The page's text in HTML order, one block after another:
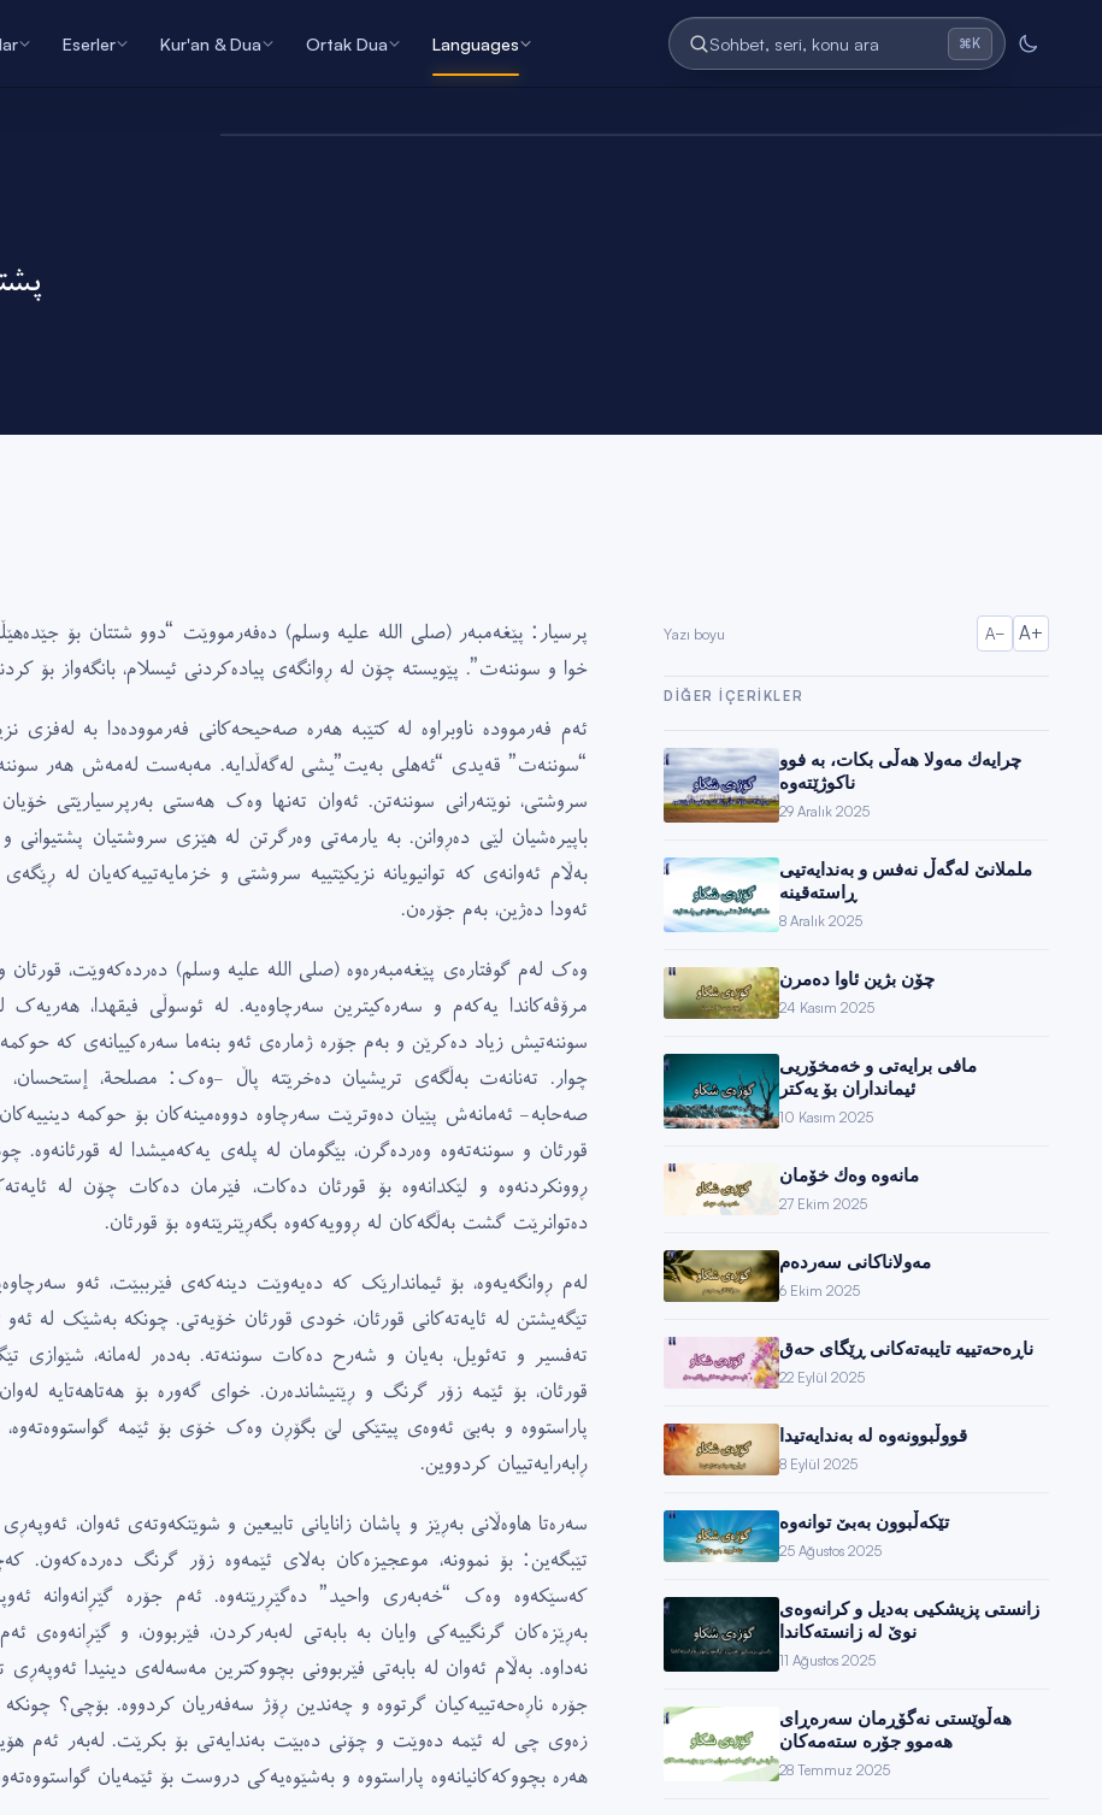
Eserler Kur'an & Dua Ortak Dua Languages Sohbet, seri, konu ara ⌘K
پرسیار: پێغەمبەر (صلى الله علیە وسلم) دەفەرمووێت “دوو شتتان بۆ
خوا و سوننەت”. پێویستە چۆن لە ڕوانگەى پیادەکردنى ئیسلام، بانگەواز بۆ
ئەم فەرموودە ناوبراوە لە کتێبە هەرە صەحیحەکانى فەرموودەدا بە لەفزى
“سوننەت” قەیدى “ئەهلى بەیت”یشى لەگەڵدایە. مەبەست لەمەش هەر
سروشتى، نوێنەرانى سوننەتن. ئەوان تەنها وەک هەستى بەرپرسیارێتى
باپیرەشیان لێى دەڕوانن. بە یارمەتی وەرگرتن لە هێزى سروشتیان پشتیوانى
بەڵام ئەوانەى کە توانیویانە نزیکێتییە سروشتى و خزمایەتییەکەیان لە
ئەودا دەژین، بەم جۆرەن.
وەک لەم گوفتارەى پێغەمبەرەوە (صلى الله علیە وسلم) دەردەکەوێت،
مرۆڤەکاندا یەکەم و سەرەکیترین سەرچاوەیە. لە ئوسوڵى فیقهدا،
سوننەتیش زیاد دەکرێن و بەم جۆرە ژمارەى ئەو بنەما سەرەکییانەى کە
چوار. تەنانەت بەڵگەى تریشیان دەخرێتە پاڵ -وەک: مصلحة،
صەحابە- ئەمانەش پێیان دەوترێت سەرچاوە دووەمینەکان بۆ حوکمە
قورئان و سوننەتەوە وەردەگرن، بێگومان لە پلەى یەکەمیشدا لە قورئانەوە.
ڕوونکردنەوە و لێکدانەوە بۆ قورئان دەکات، فێرمان دەکات چۆن لە
دەتوانرێت گشت بەڵگەکان لە ڕوویەکەوە بگەڕێنرێنەوە بۆ قورئان.
لەم ڕوانگەیەوە، بۆ ئیماندارێک کە دەیەوێت دینەکەى فێرببێت، ئەو
تێگەیشتن لە ئایەتەکانى قورئان، خودى قورئان خۆیەتى. چونکە بەشێک
تەفسیر و تەئویل، بەیان و شەرح دەکات سوننەتە. بەدەر لەمانە، شێوازى
قورئان، بۆ ئێمە زۆر گرنگ و ڕێنیشاندەرن. خواى گەورە بۆ هەتاهەتایە
پاراستووە و بەبێ ئەوەى پیتێکى لێ بگۆڕن وەک خۆى بۆ ئێمە گواستووەتەوە،
ڕابەرایەتییان کردووین.
سەرەتا هاوەڵانى بەڕێز و پاشان زانایانى تابیعین و شوێنکەوتەى ئەوان،
تێبگەین: بۆ نموونە، موعجیزەکان بەلاى ئێمەوە زۆر گرنگ
کەسێکەوە وەک “خەبەرى واحید” دەگێڕرێنەوە. ئەم جۆرە گێڕانەوانە
بەڕێزەکان گرنگییەکى وایان بە بابەتى لەبەرکردن، فێربوون، و گێڕانەوەى
نەداوە. بەڵام ئەوان لە بابەتى فێربوونى بچووکترین مەسەلەى دینیدا
جۆرە ناڕەحەتییەکیان گرتووە و چەندین ڕۆژ سەفەریان کردووە. بۆچى؟
زەوى چى لە ئێمە دەوێت و چۆنى دەبێت بەندایەتى بۆ بکرێت. لەبەر ئەم
هەرە بچووکەکانیانەوە پاراستووە و بەشێوەیەکى دروست بۆ ئێمەیان
Yazı boyu A− A+
DIĞER IÇERIKLER
چرایەك مەولا هەڵی بكات، بە فوو
ناكوژێتەوە
29 Aralık 2025
ململانێ لەگەڵ نەفس و بەندایەتیی
ڕاستەقینە
8 Aralık 2025
چۆن بژین ئاوا دەمرن
24 Kasım 2025
مافی برایەتی و خەمخۆریی
ئیمانداران بۆ یەكتر
10 Kasım 2025
مانەوە وەك خۆمان
27 Ekim 2025
مەولاناكانی سەردەم
6 Ekim 2025
ناڕەحەتییە تایبەتەكانی ڕێگای حەق
22 Eylül 2025
قووڵبوونەوە لە بەندایەتیدا
8 Eylül 2025
تێكەڵبوون بەبێ توانەوە
25 Ağustos 2025
زانستی پزیشكیی بەدیل و كرانەوەی
نوێ لە زانستەكاندا
11 Ağustos 2025
هەڵوێستی نەگۆڕمان سەرەڕای
هەموو جۆرە ستەمەكان
28 Temmuz 2025